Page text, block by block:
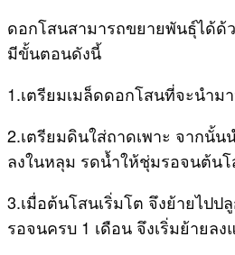
ดอกโสนสามารถขยายพันธุ์ได้ด้
มีขั้นตอนดังนี้
1.เตรียมเมล็ดดอกโสนที่จะนำม
2.เตรียมดินใส่ถาดเพาะ จากนั้
ลงในหลุม รดน้ำให้ชุ่มรอจนต้นโ
3.เมื่อต้นโสนเริ่มโต จึงย้ายไป
รอจนครบ 1 เดือน จึงเริ่มย้ายลง